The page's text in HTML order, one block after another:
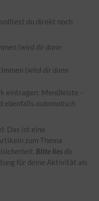
du direkt noch
(wird dir dann
(wird dir dann
eintragen: Menüleiste -
ebenfalls automatisch
: Das ist eine
zum Thema
Bitte lies dir
für deine Aktivität als